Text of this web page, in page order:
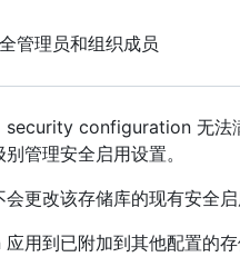
管理员和组织成员
security configuration 无法
管理安全启用设置。
更改该存储库的现有安全启
用到已附加到其他配置的